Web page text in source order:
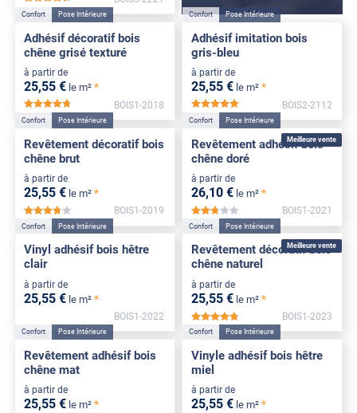
Confort Pose Intérieure
Adhésif décoratif bois
chêne grisé texturé
à partir de
25,55 € le m² *
*****
BOIS1-2018
Confort Pose Intérieure
Adhésif imitation bois
gris-bleu
à partir de
25,55 € le m² *
BOIS2-2112
Confort Pose Intérieure
Revêtement décoratif bois
chêne brut
à partir de
25,55 € le m² *
*****
BOIS1-2019
Meilleure vente
Confort Pose Intérieure
Revêtement adhésif bois
chêne doré
à partir de
26,10 € le m² *
*****
BOIS1-2021
Confort Pose Intérieure
Vinyl adhésif bois hêtre
clair
à partir de
25,55 € le m² *
BOIS1-2022
Meilleure vente
Confort Pose Intérieure
Revêtement décoratif bois
chêne naturel
à partir de
25,55 € le m² *
*****
BOIS1-2023
Confort Pose Intérieure
Revêtement adhésif bois
chêne mat
à partir de
25,55 € le m² *
Confort Pose Intérieure
Vinyle adhésif bois hêtre
miel
à partir de
25,55 € le m² *